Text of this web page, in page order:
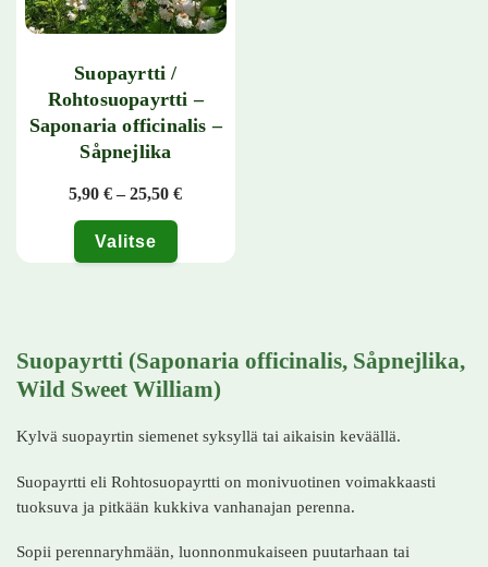
Suopayrtti /
Rohtosuopayrtti –
Saponaria officinalis –
Såpnejlika
5,90€ – 25,50€Hintaluokka: 5,90 € - 25,50 €
Valitse
Suopayrtti (Saponaria officinalis, Såpnejlika,
Wild Sweet William)
Kylvä suopayrtin siemenet syksyllä tai aikaisin keväällä.
Suopayrtti eli Rohtosuopayrtti on monivuotinen voimakkaasti
tuoksuva ja pitkään kukkiva vanhanajan perenna.
Sopii perennaryhmään, luonnonmukaiseen puutarhaan tai